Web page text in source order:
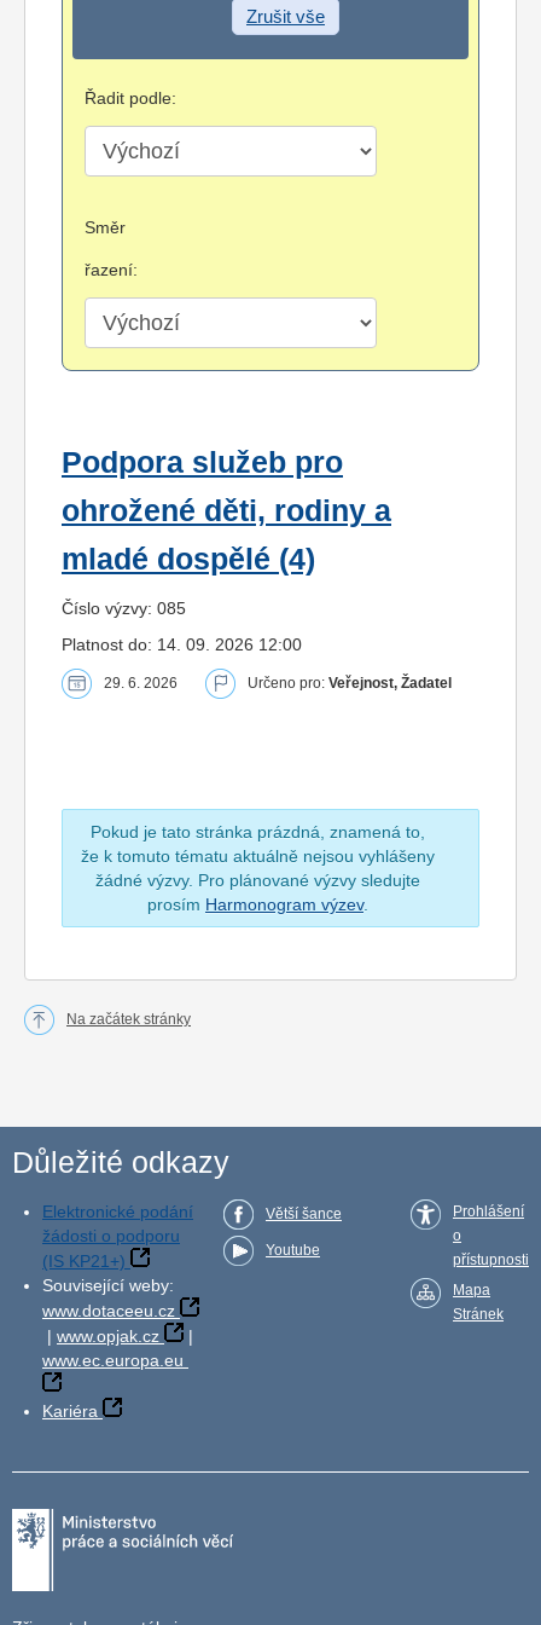
Zrušit vše
Řadit podle:
Směr
řazení:
Podpora služeb pro
ohrožené děti, rodiny a
mladé dospělé (4)
Číslo výzvy: 085
Platnost do: 14. 09. 2026 12:00
29. 6. 2026 Určeno pro: Veřejnost, Žadatel
Pokud je tato stránka prázdná, znamená to,
že k tomuto tématu aktuálně nejsou vyhlášeny
žádné výzvy. Pro plánované výzvy sledujte
prosím Harmonogram výzev.
Na začátek stránky
Důležité odkazy
Elektronické podání
žádosti o podporu
(IS KP21+)
Související weby:
www.dotaceeu.cz
| www.opjak.cz
|
www.ec.europa.eu
Kariéra
Větší šance
Youtube
Prohlášení
o
přístupnosti
Mapa
Stránek